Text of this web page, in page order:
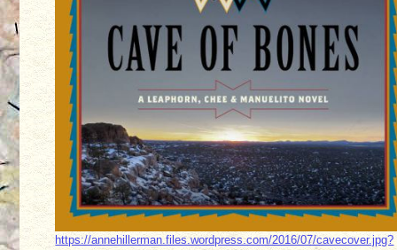
https://annehillerman.files.wordpress.com/2016/07/cavecover.jpg?